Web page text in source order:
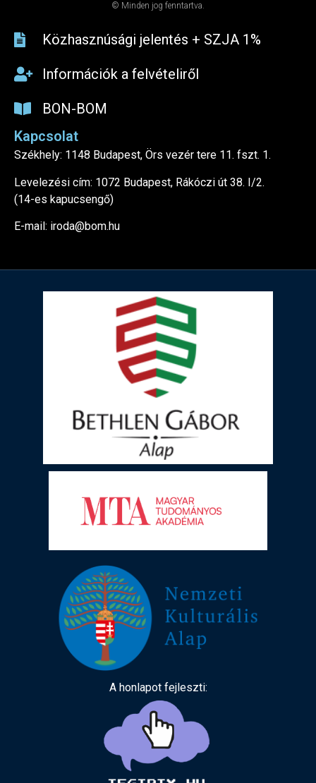
© Minden jog fenntartva.
Közhasznúsági jelentés + SZJA 1%​
Információk a felvételiről
BON-BOM
Kapcsolat
Székhely: 1148 Budapest, Örs vezér tere 11. fszt. 1.
Levelezési cím: 1072 Budapest, Rákóczi út 38. I/2.
(14-es kapucsengő)
E-mail: iroda@bom.hu
A honlapot fejleszti: